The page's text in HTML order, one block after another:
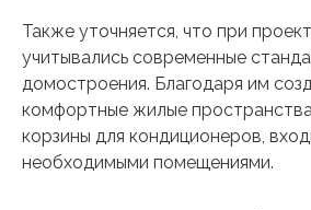
Также уточняется, что при
учитывались современные
домостроения. Благодаря им
комфортные жилые
корзины для кондиционеров,
необходимыми помещениями.